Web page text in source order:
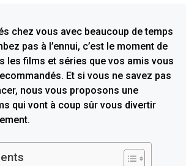
chez vous avec beaucoup de temps
pas à l’ennui, c’est le moment de
les films et séries que vos amis vous
Et si vous ne savez pas
nous vous proposons une
qui vont à coup sûr vous divertir